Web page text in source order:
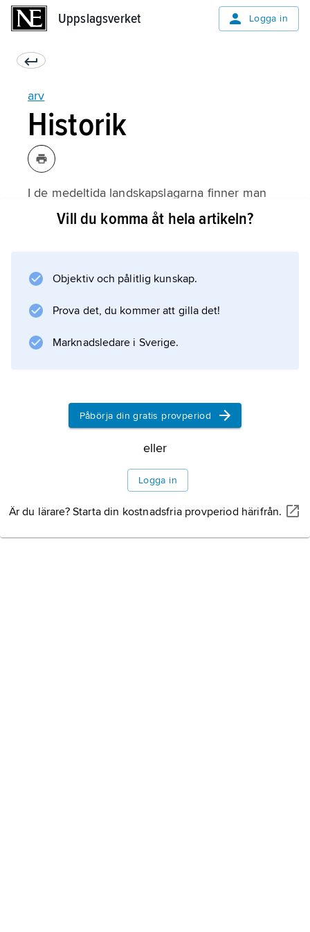
Uppslagsverket Logga in
arv
Historik
I de medeltida landskapslagarna finner man
två olika arvsordningar. Den äldre byggde på
. Syftet med gradualprincipen, som
tillämpades i Götalagarna, var att inte splittra
arvsordning fanns det en inre, trängre krets
Information om artikeln
Vill du komma åt hela artikeln?
Objektiv och pålitlig kunskap.
Prova det, du kommer att gilla det!
Marknadsledare i Sverige.
Påbörja din gratis provperiod
eller
Logga in
Är du lärare? Starta din kostnadsfria provperiod härifrån.